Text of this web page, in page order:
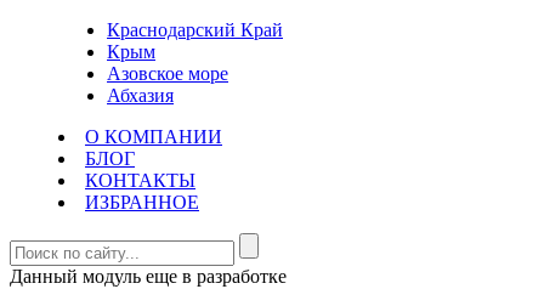
Краснодарский Край
Крым
Азовское море
Абхазия
О КОМПАНИИ
БЛОГ
КОНТАКТЫ
ИЗБРАННОЕ
Данный модуль еще в разработке